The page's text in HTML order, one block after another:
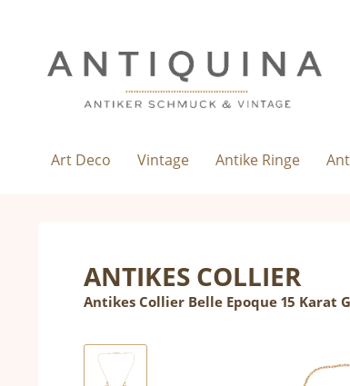
Art Deco Vintage Antike Ringe
ANTIKES COLLIER
Antikes Collier Belle Epoque 15 Karat